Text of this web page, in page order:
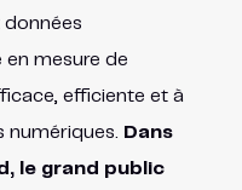
données
en mesure de
efficiente et à
numériques. Dans
le grand public